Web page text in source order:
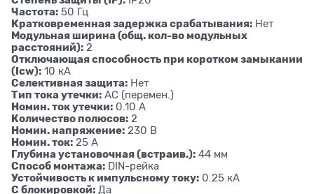
Частота: 50 Гц
Кратковременная задержка срабатывания: Нет
Модульная ширина (общ. кол-во модульных
расстояний): 2
Отключающая способность при коротком замыкании
(Icw): 10 кА
Селективная защита: Нет
Тип тока утечки: AC (перемен.)
Номин. ток утечки: 0.10 А
Количество полюсов: 2
Номин. напряжение: 230 В
Номин. ток: 25 А
Глубина установочная (встраив.): 44 мм
Способ монтажа: DIN-рейка
Устойчивость к импульсному току: 0.25 кА
С блокировкой: Да